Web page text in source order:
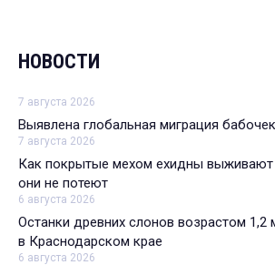
НОВОСТИ
7 августа 2026
Выявлена глобальная миграция бабочек
7 августа 2026
Как покрытые мехом ехидны выживают
они не потеют
6 августа 2026
Останки древних слонов возрастом 1,2
в Краснодарском крае
6 августа 2026